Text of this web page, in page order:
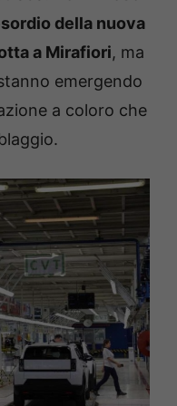
della nuova
a Mirafiori, ma
emergendo
a coloro che